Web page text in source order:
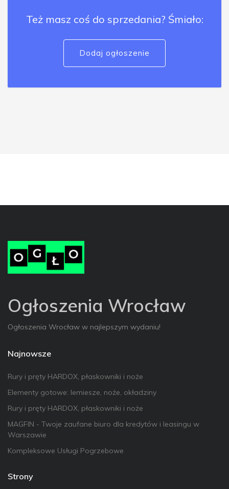
Też masz coś do sprzedania? Śmiało:
Dodaj ogłoszenie
Ogłoszenia Wrocław
Ogłoszenia Wrocław w najlepszym wydaniu!
Najnowsze
Rury i pręty HARDOX, płaskowniki i noże
Elementy gotowe: lemiesze, noże, okładziny
Rury i pręty HARDOX, płaskowniki i noże
MAGFIN - Twoje zaufane biuro dla kredytów i leasingu w
Warszawie
Kompleksowe Usługi Pogrzebowe
Strony